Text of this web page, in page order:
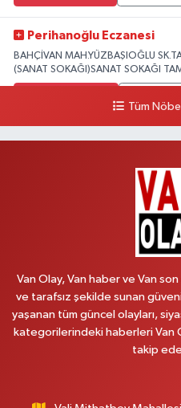
Perihanoğlu Eczanesi
BAHÇİVAN MAH.YÜZBAŞIOĞLU
(SANAT SOKAĞI)SANAT SOKAĞI
Yol Tarifi Al
BEYAZIT MAH.ZEYLAN CADDESİ
Afşar Eczanesi
Kazım Karabekir cad.Eski Araştırma
Kaval iş merkezi No: 156 B
Tüm
Van Olay, Van haber ve Van
ve tarafsız şekilde sunan
yaşanan tüm güncel olayları,
kategorilerindeki haberleri Van
takip